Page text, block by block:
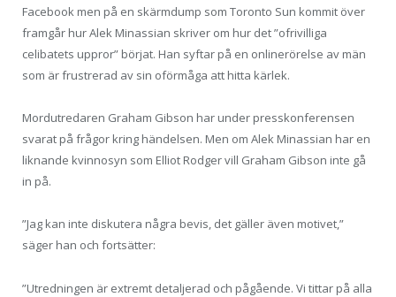
Facebook men på en skärmdump som Toronto Sun kommit över
framgår hur Alek Minassian skriver om hur det ”ofrivilliga
celibatets uppror” börjat. Han syftar på en onlinerörelse av män
som är frustrerad av sin oförmåga att hitta kärlek.
Mordutredaren Graham Gibson har under presskonferensen
svarat på frågor kring händelsen. Men om Alek Minassian har en
liknande kvinnosyn som Elliot Rodger vill Graham Gibson inte gå
in på.
”Jag kan inte diskutera några bevis, det gäller även motivet,”
säger han och fortsätter:
”Utredningen är extremt detaljerad och pågående. Vi tittar på alla